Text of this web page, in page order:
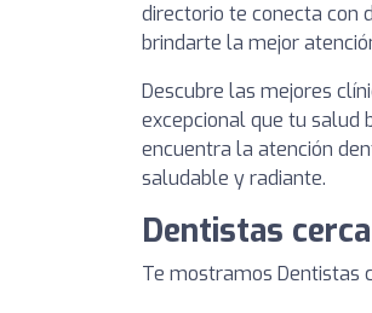
directorio te conecta con
brindarte la mejor
Descubre las mejores
excepcional que tu salud
encuentra la atención
saludable y radiante.
Dentistas
Te mostramos Dentistas